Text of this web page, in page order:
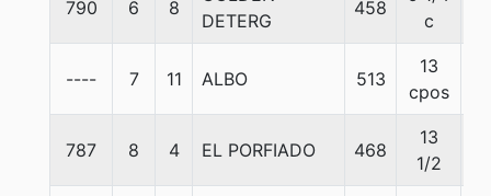
790 6 8
DETERG
458
c
---- 7 11 ALBO 513
13
cpos
787 8 4 EL PORFIADO 468
13
1/2